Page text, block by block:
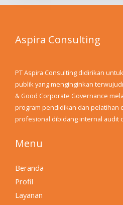
Aspira Consulting
PT Aspira Consulting didirikan
publik yang menginginkan
& Good Corporate Governance
program pendidikan dan pelatihan
profesional dibidang internal audit
Menu
Beranda
Profil
Layanan